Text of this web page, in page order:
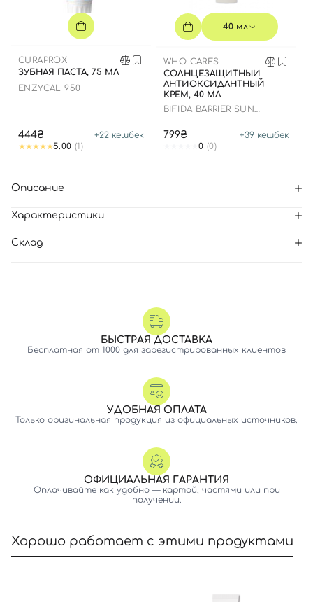
CURAPROX
ЗУБНАЯ ПАСТА, 75 МЛ
ENZYCAL 950
444₴ +22 кешбек
5.00 (1)
40 мл
WHO CARES
СОЛНЦЕЗАЩИТНЫЙ
АНТИОКСИДАНТНЫЙ
КРЕМ, 40 МЛ
BIFIDA BARRIER SUN
799₴ +39 кешбек
0 (0)
Описание
Характеристики
Склад
БЫСТРАЯ ДОСТАВКА
Бесплатная от 1000 для зарегистрированных клиентов
УДОБНАЯ ОПЛАТА
Только оригинальная продукция из официальных источников.
ОФИЦИАЛЬНАЯ ГАРАНТИЯ
Оплачивайте как удобно — картой, частями или при
получении.
Хорошо работает с этими продуктами